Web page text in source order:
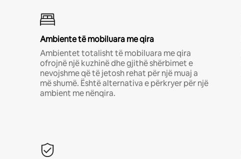
Ambiente të mobiluara me qira
Ambientet totalisht të mobiluara me qira
ofrojnë një kuzhinë dhe gjithë shërbimet e
nevojshme që të jetosh rehat për një muaj a
më shumë. Është alternativa e përkryer për një
ambient me nënqira.